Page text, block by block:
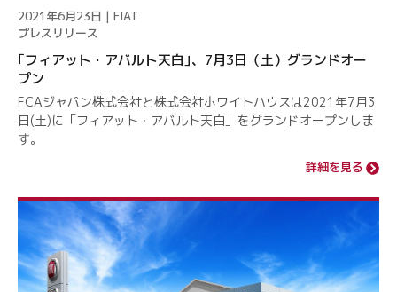
2021年6月23日 | FIAT
プレスリリース
｢フィアット・アバルト天白｣、7月3日（土）グランドオー
プン
FCAジャパン株式会社と株式会社ホワイトハウスは2021年7月3
日(土)に「フィアット・アバルト天白」をグランドオープンしま
す。
詳細を見る